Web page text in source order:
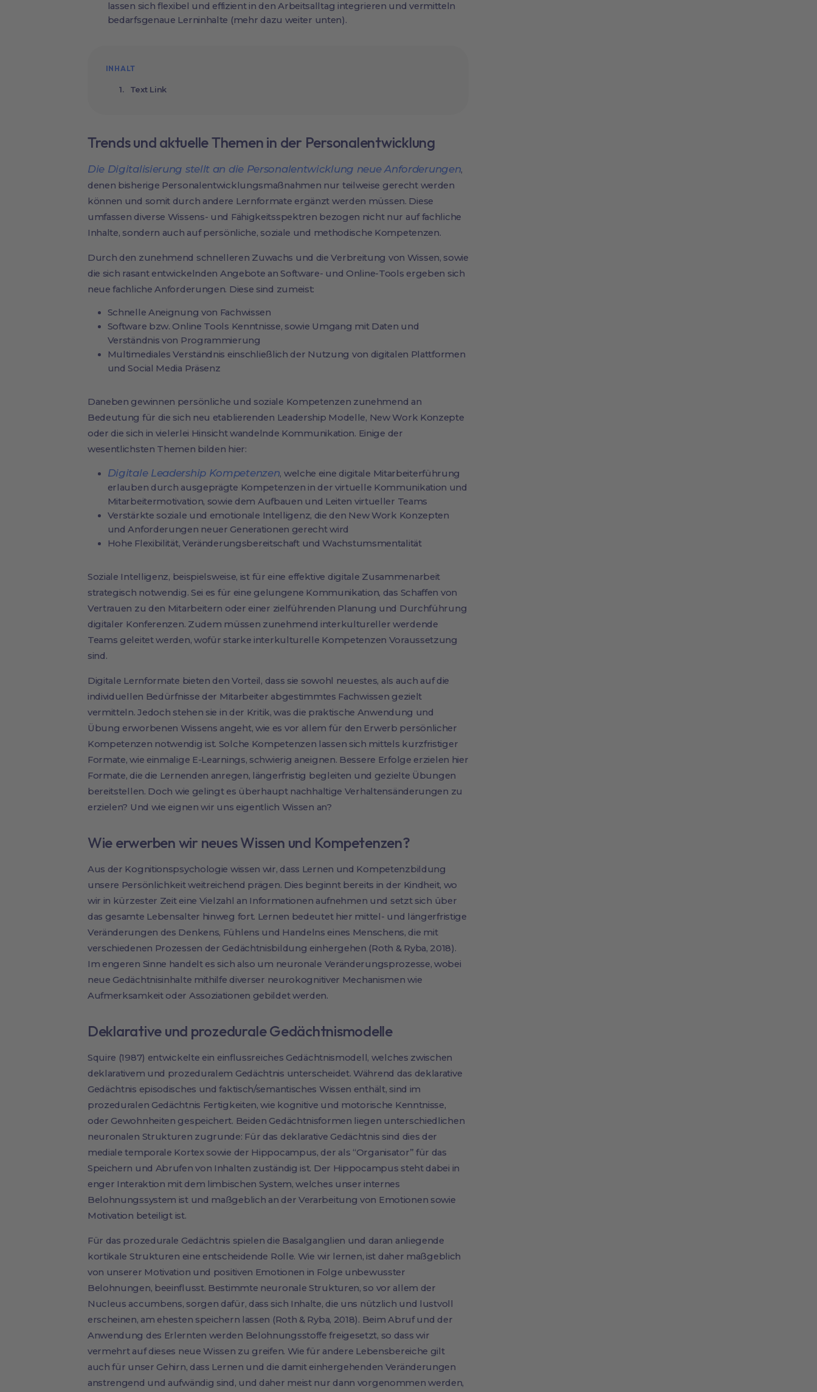
lassen sich flexibel und effizient in den Arbeitsalltag integrieren und vermitteln
bedarfsgenaue Lerninhalte (mehr dazu weiter unten).
INHALT
Text Link
Trends und aktuelle Themen in der Personalentwicklung
Die Digitalisierung stellt an die Personalentwicklung neue Anforderungen,
denen bisherige Personalentwicklungsmaßnahmen nur teilweise gerecht werden
können und somit durch andere Lernformate ergänzt werden müssen. Diese
umfassen diverse Wissens- und Fähigkeitsspektren bezogen nicht nur auf fachliche
Inhalte, sondern auch auf persönliche, soziale und methodische Kompetenzen.
Durch den zunehmend schnelleren Zuwachs und die Verbreitung von Wissen, sowie
die sich rasant entwickelnden Angebote an Software- und Online-Tools ergeben sich
neue fachliche Anforderungen. Diese sind zumeist:
Schnelle Aneignung von Fachwissen
Software bzw. Online Tools Kenntnisse, sowie Umgang mit Daten und
Verständnis von Programmierung
Multimediales Verständnis einschließlich der Nutzung von digitalen Plattformen
und Social Media Präsenz
Daneben gewinnen persönliche und soziale Kompetenzen zunehmend an
Bedeutung für die sich neu etablierenden Leadership Modelle, New Work Konzepte
oder die sich in vielerlei Hinsicht wandelnde Kommunikation. Einige der
wesentlichsten Themen bilden hier:
Digitale Leadership Kompetenzen, welche eine digitale Mitarbeiterführung
erlauben durch ausgeprägte Kompetenzen in der virtuelle Kommunikation und
Mitarbeitermotivation, sowie dem Aufbauen und Leiten virtueller Teams
Verstärkte soziale und emotionale Intelligenz, die den New Work Konzepten
und Anforderungen neuer Generationen gerecht wird
Hohe Flexibilität, Veränderungsbereitschaft und Wachstumsmentalität
Soziale Intelligenz, beispielsweise, ist für eine effektive digitale Zusammenarbeit
strategisch notwendig. Sei es für eine gelungene Kommunikation, das Schaffen von
Vertrauen zu den Mitarbeitern oder einer zielführenden Planung und Durchführung
digitaler Konferenzen. Zudem müssen zunehmend interkultureller werdende
Teams geleitet werden, wofür starke interkulturelle Kompetenzen Voraussetzung
sind.
Digitale Lernformate bieten den Vorteil, dass sie sowohl neuestes, als auch auf die
individuellen Bedürfnisse der Mitarbeiter abgestimmtes Fachwissen gezielt
vermitteln. Jedoch stehen sie in der Kritik, was die praktische Anwendung und
Übung erworbenen Wissens angeht, wie es vor allem für den Erwerb persönlicher
Kompetenzen notwendig ist. Solche Kompetenzen lassen sich mittels kurzfristiger
Formate, wie einmalige E-Learnings, schwierig aneignen. Bessere Erfolge erzielen hier
Formate, die die Lernenden anregen, längerfristig begleiten und gezielte Übungen
bereitstellen. Doch wie gelingt es überhaupt nachhaltige Verhaltensänderungen zu
erzielen? Und wie eignen wir uns eigentlich Wissen an?
Wie erwerben wir neues Wissen und Kompetenzen?
Aus der Kognitionspsychologie wissen wir, dass Lernen und Kompetenzbildung
unsere Persönlichkeit weitreichend prägen. Dies beginnt bereits in der Kindheit, wo
wir in kürzester Zeit eine Vielzahl an Informationen aufnehmen und setzt sich über
das gesamte Lebensalter hinweg fort. Lernen bedeutet hier mittel- und längerfristige
Veränderungen des Denkens, Fühlens und Handelns eines Menschens, die mit
verschiedenen Prozessen der Gedächtnisbildung einhergehen (Roth & Ryba, 2018).
Im engeren Sinne handelt es sich also um neuronale Veränderungsprozesse, wobei
neue Gedächtnisinhalte mithilfe diverser neurokognitiver Mechanismen wie
Aufmerksamkeit oder Assoziationen gebildet werden.
Deklarative und prozedurale Gedächtnismodelle
Squire (1987) entwickelte ein einflussreiches Gedächtnismodell, welches zwischen
deklarativem und prozeduralem Gedächtnis unterscheidet. Während das deklarative
Gedächtnis episodisches und faktisch/semantisches Wissen enthält, sind im
prozeduralen Gedächtnis Fertigkeiten, wie kognitive und motorische Kenntnisse,
oder Gewohnheiten gespeichert. Beiden Gedächtnisformen liegen unterschiedlichen
neuronalen Strukturen zugrunde: Für das deklarative Gedächtnis sind dies der
mediale temporale Kortex sowie der Hippocampus, der als “Organisator” für das
Speichern und Abrufen von Inhalten zuständig ist. Der Hippocampus steht dabei in
enger Interaktion mit dem limbischen System, welches unser internes
Belohnungssystem ist und maßgeblich an der Verarbeitung von Emotionen sowie
Motivation beteiligt ist.
Für das prozedurale Gedächtnis spielen die Basalganglien und daran anliegende
kortikale Strukturen eine entscheidende Rolle. Wie wir lernen, ist daher maßgeblich
von unserer Motivation und positiven Emotionen in Folge unbewusster
Belohnungen, beeinflusst. Bestimmte neuronale Strukturen, so vor allem der
Nucleus accumbens, sorgen dafür, dass sich Inhalte, die uns nützlich und lustvoll
erscheinen, am ehesten speichern lassen (Roth & Ryba, 2018). Beim Abruf und der
Anwendung des Erlernten werden Belohnungsstoffe freigesetzt, so dass wir
vermehrt auf dieses neue Wissen zu greifen. Wie für andere Lebensbereiche gilt
auch für unser Gehirn, dass Lernen und die damit einhergehenden Veränderungen
anstrengend und aufwändig sind, und daher meist nur dann vorgenommen werden,